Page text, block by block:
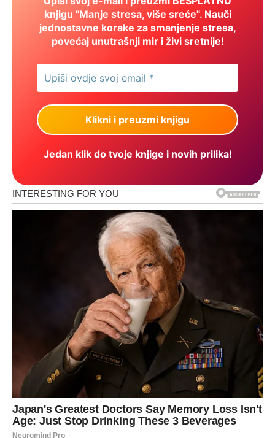
knjigu "Manje stresa, više sreće". Nauči
jednostavne korake za smanjenje stresa,
povećaj unutrašnji mir i živi sretnije!
Jedan klik do tvoje knjige i novih prilika!